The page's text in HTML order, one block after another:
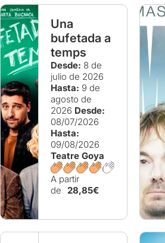
Una
bufetada a
temps
Desde: 8 de
julio de 2026
Hasta: 9 de
agosto de
2026 Desde:
08/07/2026
Hasta:
09/08/2026
Teatre Goya
A partir
de
28,85€